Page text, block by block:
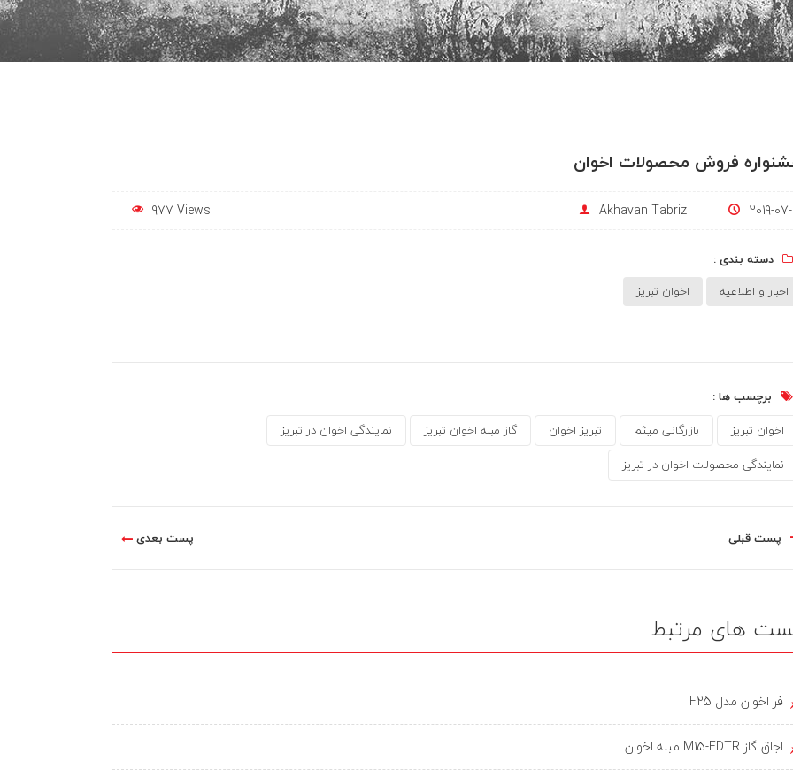
فروش محصولات اخوان
2019-
Akhavan Tabriz
977 Views
دسته بندی :
اخبار و اطلاعیه
اخوان تبریز
برچسب ها :
اخوان تبریز
بازرگانی میثم تبریز اخوان گاز مبله اخوان تبریز
نمایندگی اخوان در تبریز
نمایندگی محصولات اخوان در تبریز
پست قبلی پست بعدی
های مرتبط
فر اخوان مدل F25
اجاق گاز M15-EDTR مبله اخوان